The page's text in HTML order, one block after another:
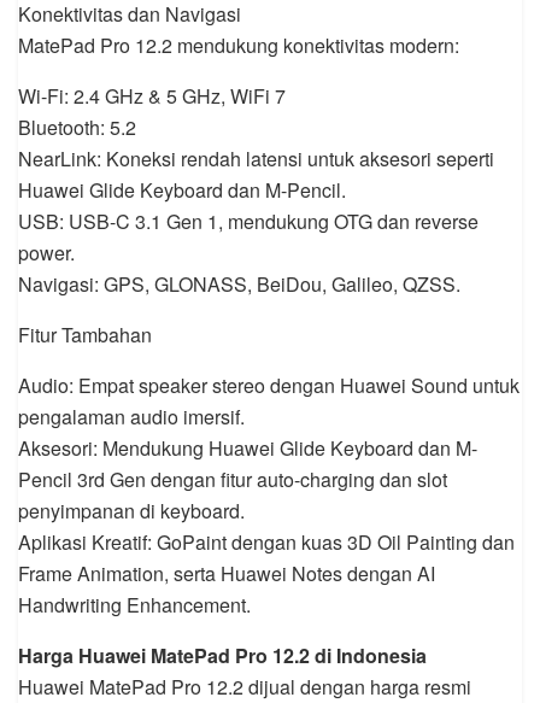
Konektivitas dan Navigasi
MatePad Pro 12.2 mendukung konektivitas modern:
Wi-Fi: 2.4 GHz & 5 GHz, WiFi 7
Bluetooth: 5.2
NearLink: Koneksi rendah latensi untuk aksesori seperti
Huawei Glide Keyboard dan M-Pencil.
USB: USB-C 3.1 Gen 1, mendukung OTG dan reverse
power.
Navigasi: GPS, GLONASS, BeiDou, Galileo, QZSS.
Fitur Tambahan
Audio: Empat speaker stereo dengan Huawei Sound untuk
pengalaman audio imersif.
Aksesori: Mendukung Huawei Glide Keyboard dan M-
Pencil 3rd Gen dengan fitur auto-charging dan slot
penyimpanan di keyboard.
Aplikasi Kreatif: GoPaint dengan kuas 3D Oil Painting dan
Frame Animation, serta Huawei Notes dengan AI
Handwriting Enhancement.
Harga Huawei MatePad Pro 12.2 di Indonesia
Huawei MatePad Pro 12.2 dijual dengan harga resmi